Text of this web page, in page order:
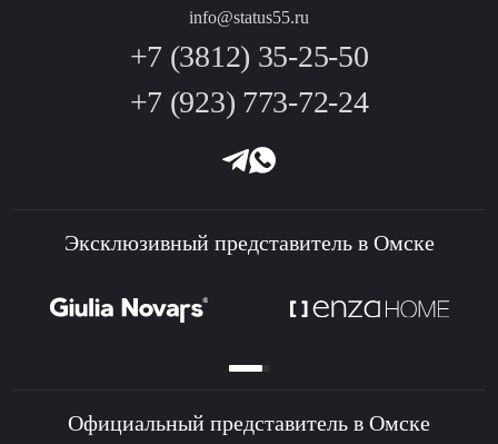
info@status55.ru
+7 (3812) 35-25-50
+7 (923) 773-72-24
Эксклюзивный представитель в Омске
Официальный представитель в Омске